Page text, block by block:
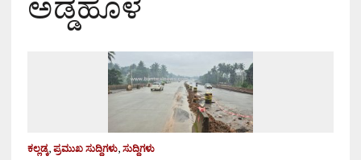
ಅಡ್ಡಹೊಳೆ
ಕಲ್ಲಡ್ಕ, ಪ್ರಮುಖ ಸುದ್ದಿಗಳು, ಸುದ್ದಿಗಳು